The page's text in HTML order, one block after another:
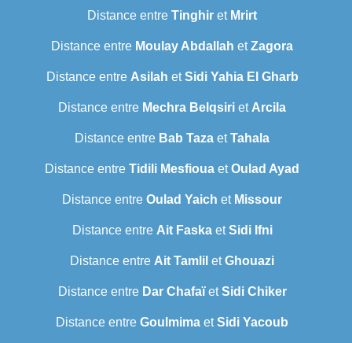
Distance entre Tinghir et Mrirt
Distance entre Moulay Abdallah etZagora
Distance entre Asilah etSidi Yahia El Gharb
Distance entre Mechra Belqsiri et Arcila
Distance entre Bab Taza etTahala
Distance entre Tidili Mesfioua etOulad Ayad
Distance entre Oulad Yaich et Missour
Distance entre Ait FaskaetSidi Ifni
Distance entre Ait Tamlil etGhouazi
Distance entre Dar ChafaïetSidi Chiker
Distance entre Goulmima etSidi Yacoub